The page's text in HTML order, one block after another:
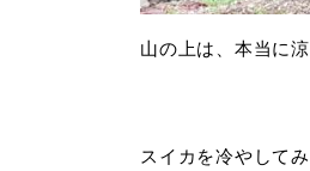
山の上は、本当に
スイカを冷やして